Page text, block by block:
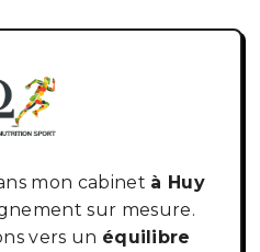
mon cabinet à Huy
sur mesure.
vers un équilibre